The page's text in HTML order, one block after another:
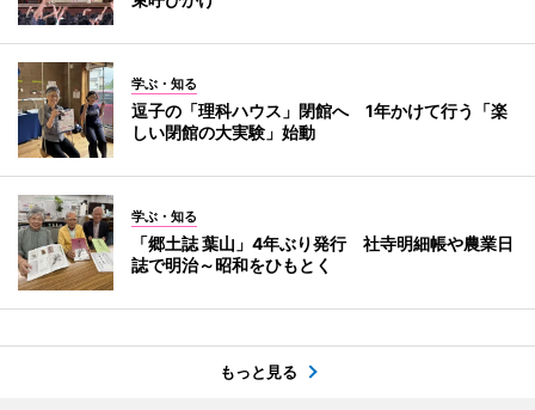
学ぶ・知る
逗子の「理科ハウス」閉館へ 1年かけて行う「楽
しい閉館の大実験」始動
学ぶ・知る
「郷土誌 葉山」4年ぶり発行 社寺明細帳や農業日
誌で明治～昭和をひもとく
もっと見る